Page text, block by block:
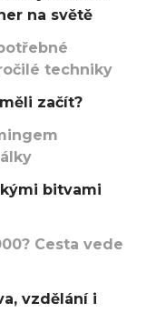
na světě
techniky
začít?
bitvami
Cesta vede
vzdělání i